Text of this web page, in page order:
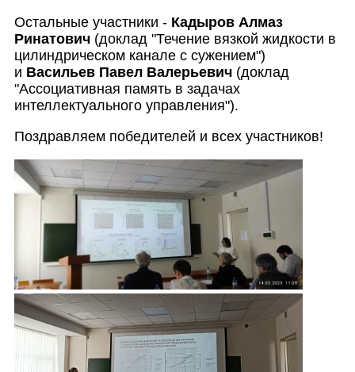
Остальные участники - Кадыров Алмаз
Ринатович (доклад "Течение вязкой жидкости в
цилиндрическом канале с сужением")
и Васильев Павел Валерьевич (доклад
"Ассоциативная память в задачах
интеллектуального управления").
Поздравляем победителей и всех участников!